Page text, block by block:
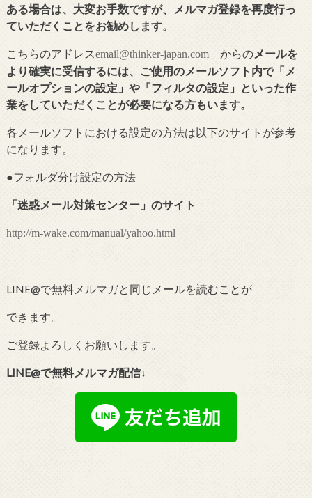
ある場合は、大変お手数ですが、メルマガ登録を再度行っ
ていただくことをお勧めします。
こちらのアドレスemail@thinker-japan.com からのメールを
より確実に受信するには、ご使用のメールソフト内で「メ
ールオプションの設定」や「フィルタの設定」といった作
業をしていただくことが必要になる方もいます。
各メールソフトにおける設定の方法は以下のサイトが参考
になります。
●フォルダ分け設定の方法
「迷惑メール対策センター」のサイト
http://m-wake.com/manual/yahoo.html
LINE@で無料メルマガと同じメールを読むことが
できます。
ご登録よろしくお願いします。
LINE@で無料メルマガ配信↓